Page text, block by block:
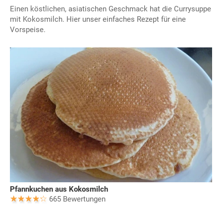
Einen köstlichen, asiatischen Geschmack hat die Currysuppe
mit Kokosmilch. Hier unser einfaches Rezept für eine
Vorspeise.
Pfannkuchen aus Kokosmilch
665 Bewertungen